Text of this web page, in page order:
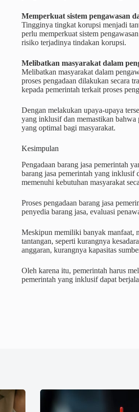
Memperkuat sistem pengawasan
Tingginya tingkat korupsi menjadi
perlu memperkuat sistem
risiko terjadinya tindakan korupsi.
Melibatkan masyarakat dalam
Melibatkan masyarakat dalam
proses pengadaan dilakukan secara
kepada pemerintah terkait proses
Dengan melakukan upaya-upaya
yang inklusif dan memastikan bahwa
yang optimal bagi masyarakat.
Kesimpulan
Pengadaan barang jasa pemerintah
barang jasa pemerintah yang inklusif
memenuhi kebutuhan masyarakat
Proses pengadaan barang jasa
penyedia barang jasa, evaluasi
Meskipun memiliki banyak manfaat,
tantangan, seperti kurangnya
anggaran, kurangnya kapasitas
Oleh karena itu, pemerintah harus
pemerintah yang inklusif dapat